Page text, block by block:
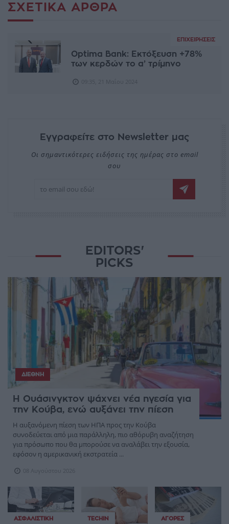
ΣΧΕΤΙΚΆ ΆΡΘΡΑ
ΕΠΙΧΕΙΡΉΣΕΙΣ
Optima Bank: Εκτόξευση +78%
των κερδών το α’ τρίμηνο
Εγγραφείτε στο Newsletter μας
Οι σημαντικότερες ειδήσεις της ημέρας στο email
σου
EDITORS'
PICKS
ΔΙΕΘΝΉ
Η Ουάσινγκτον ψάχνει νέα ηγεσία για
την Κούβα, ενώ αυξάνει την πίεση
Η αυξανόμενη πίεση των ΗΠΑ προς την Κούβα
συνοδεύεται από μια παράλληλη, πιο αθόρυβη αναζήτηση
για πρόσωπο που θα μπορούσε να αναλάβει την εξουσία,
εφόσον η αμερικανική εκστρατεία ...
08 Αυγούστου 2026
ΑΣΦΑΛΙΣΤΙΚΉ TECHIN ΑΓΟΡΈΣ